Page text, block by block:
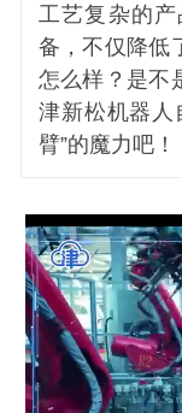
工艺复杂的
备，不仅降低
怎么样？是不
津新松机器人
臂”的魔力吧！